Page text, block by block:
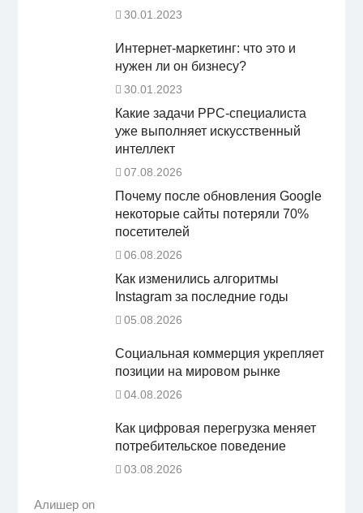
30.01.2023
Интернет-маркетинг: что это и
нужен ли он бизнесу?
30.01.2023
Какие задачи PPC-специалиста
уже выполняет искусственный
интеллект
07.08.2026
Почему после обновления Google
некоторые сайты потеряли 70%
посетителей
06.08.2026
Как изменились алгоритмы
Instagram за последние годы
05.08.2026
Социальная коммерция укрепляет
позиции на мировом рынке
04.08.2026
Как цифровая перегрузка меняет
потребительское поведение
03.08.2026
Алишер on